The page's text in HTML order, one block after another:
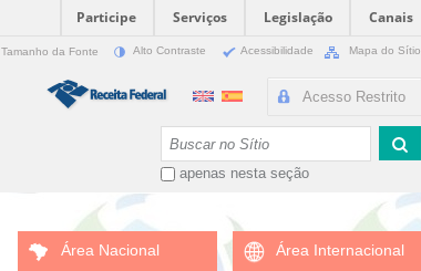
Participe Serviços Legislação
Canais
Tamanho da Fonte Alto Contraste Acessibilidade Mapa do Sítio
Acesso Restrito
apenas nesta seção
Área Nacional Área Internacional